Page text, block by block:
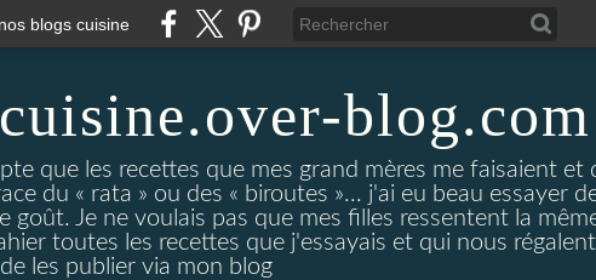
blogs cuisine
blog.com
que les recettes que mes grand mères me faisaient et
du « rata » ou des « biroutes »... j'ai eu beau essayer
goût. Je ne voulais pas que mes filles ressentent la
toutes les recettes que j'essayais et qui nous
les publier via mon blog